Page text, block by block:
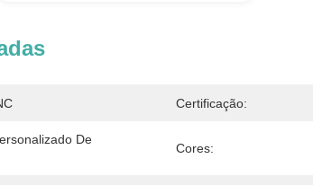
Certificação:
De
Cores: